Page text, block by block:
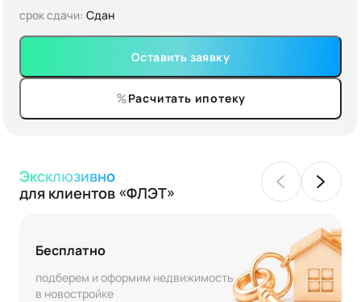
срок сдачи: Сдан
Оставить заявку
Расчитать ипотеку
Эксклюзивно
для клиентов «ФЛЭТ»
Бесплатно
подберем и оформим недвижимость
в новостройке